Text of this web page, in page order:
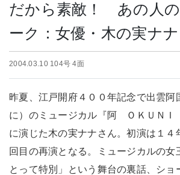
だから素敵！ あの人の
ーク：女優・木の実ナ
2004.03.10 104号 4面
昨夏、江戸開府４００年記念で出雲阿
に）のミュージカル『阿 ＯＫＵＮ
に演じた木の実ナナさん。初演は１４
回目の再演となる。ミュージカルの女
とって特別」という舞台の裏話、ショ